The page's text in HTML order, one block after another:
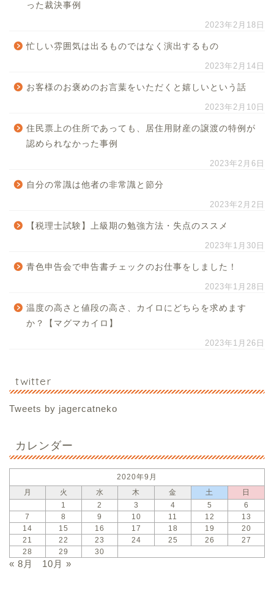
った裁決事例
2023年2月18日
忙しい雰囲気は出るものではなく演出するもの
2023年2月14日
お客様のお褒めのお言葉をいただくと嬉しいという話
2023年2月10日
住民票上の住所であっても、居住用財産の譲渡の特例が
認められなかった事例
2023年2月6日
自分の常識は他者の非常識と節分
2023年2月2日
【税理士試験】上級期の勉強方法・失点のススメ
2023年1月30日
青色申告会で申告書チェックのお仕事をしました！
2023年1月28日
温度の高さと値段の高さ、カイロにどちらを求めます
か？【マグマカイロ】
2023年1月26日
twitter
Tweets by jagercatneko
カレンダー
2020年9月
月
火 水 木 金 土
日
1
2 3 4 5
6
7
8 9 10 11 12
13
14
15 16 17 18 19
20
21
22 23 24 25 26
27
28
29 30
« 8月 10月 »